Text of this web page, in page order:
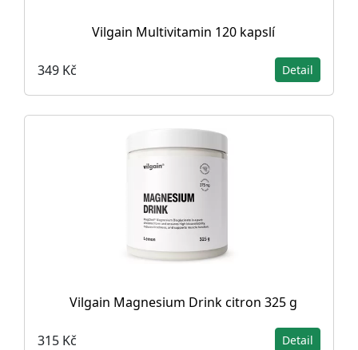
Vilgain Multivitamin 120 kapslí
349 Kč Detail
Vilgain Magnesium Drink citron 325 g
315 Kč Detail